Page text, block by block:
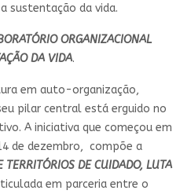
sustentação da vida.
ORGANIZACIONAL
DA VIDA.
em auto-organização,
pilar central está erguido no
A iniciativa que começou em
de dezembro, compõe a
TERRITÓRIOS DE CUIDADO, LUTA
em parceria entre o